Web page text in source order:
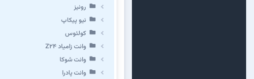
رونیز
نیو پیکاپ
كولئوس
وانت زامیاد Z24
وانت شوکا
وانت پادرا